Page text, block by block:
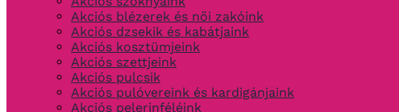
Akciós blézerek és női zakóink
Akciós dzsekik és kabátjaink
Akciós kosztümjeink
Akciós szettjeink
Akciós pulcsik
Akciós pulóvereink és kardigánjaink
Akciós pelerinféléink